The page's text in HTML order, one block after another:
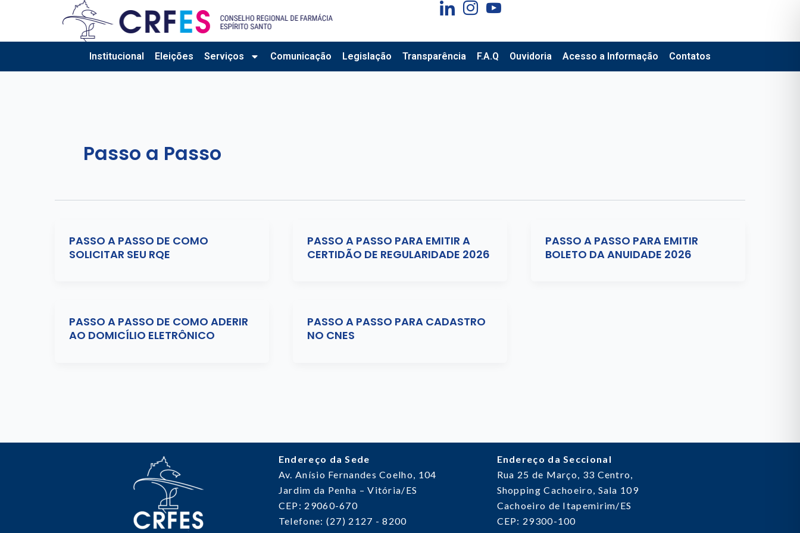
Institucional Eleições Serviços Comunicação Legislação Transparência F.A.Q Ouvidoria Acesso a Informação Contatos
Passo a Passo
PASSO A PASSO DE COMO
SOLICITAR SEU RQE
PASSO A PASSO PARA EMITIR A
CERTIDÃO DE REGULARIDADE 2026
PASSO A PASSO PARA EMITIR
BOLETO DA ANUIDADE 2026
PASSO A PASSO DE COMO ADERIR
AO DOMICÍLIO ELETRÔNICO
PASSO A PASSO PARA CADASTRO
NO CNES
Endereço da Sede
Av. Anísio Fernandes Coelho, 104
Jardim da Penha – Vitória/ES
CEP: 29060-670
Telefone: (27) 2127 - 8200
Endereço da Seccional
Rua 25 de Março, 33 Centro,
Shopping Cachoeiro, Sala 109
Cachoeiro de Itapemirim/ES
CEP: 29300-100